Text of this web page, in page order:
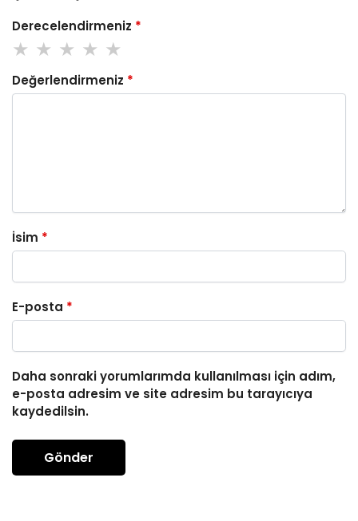
Derecelendirmeniz *
Değerlendirmeniz *
İsim *
E-posta *
Daha sonraki yorumlarımda kullanılması için adım,
e-posta adresim ve site adresim bu tarayıcıya
kaydedilsin.